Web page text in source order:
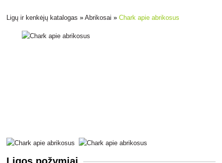
Ligų ir kenkėjų katalogas »Abrikosai »Chark apie abrikosus